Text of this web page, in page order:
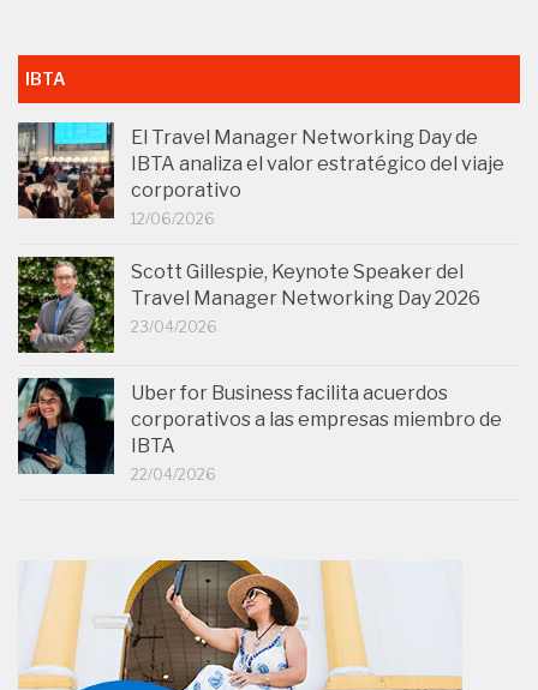
IBTA
El Travel Manager Networking Day de
IBTA analiza el valor estratégico del viaje
corporativo
12/06/2026
Scott Gillespie, Keynote Speaker del
Travel Manager Networking Day 2026
23/04/2026
Uber for Business facilita acuerdos
corporativos a las empresas miembro de
IBTA
22/04/2026